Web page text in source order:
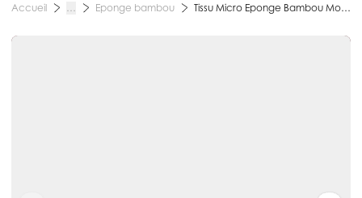
Accueil … Eponge bambou Tissu Micro Eponge Bambou Moélia uni Prune - Par 10 cm